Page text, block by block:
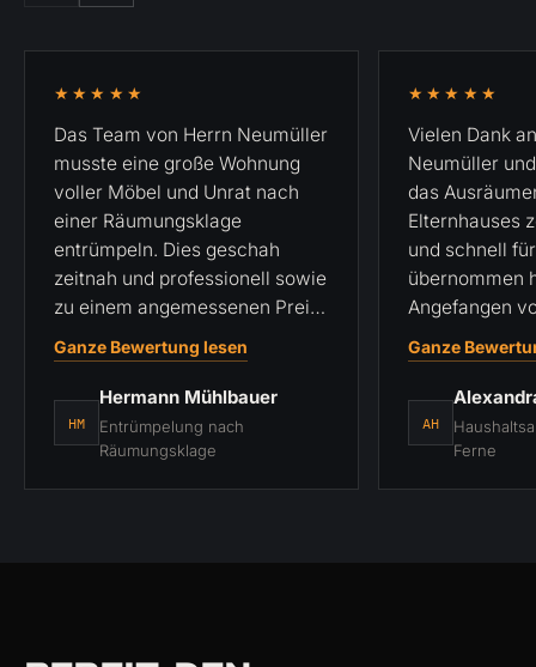
★★★★★
Das Team von Herrn Neumüller
musste eine große Wohnung
voller Möbel und Unrat nach
einer Räumungsklage
entrümpeln. Dies geschah
zeitnah und professionell sowie
zu einem angemessenen Preis.
Die Gegenstände wurden
fachgerecht zerlegt und
sachgerecht entsorgt. In
kürzester Zeit war die Wohnung
leer. Man kann das
Ganze Bewertung lesen
HM
Hermann Mühlbauer
Entrümpelung nach
Räumungsklage
★★★★★
Vielen Dank
Neumüller
das
Elternhauses
und schnell
übernommen
Angefangen
sehr guten
während der
alles lief
besprochen.
Ganze
AH
Ferne